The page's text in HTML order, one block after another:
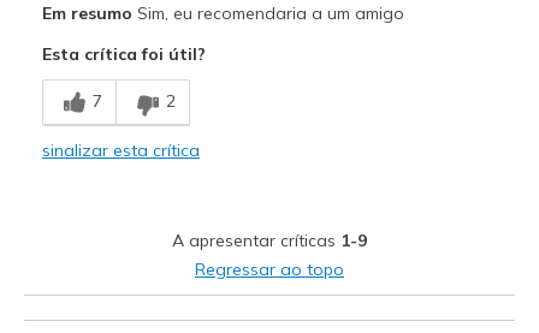
Breathe Well
Comfortable
Em resumo Sim, eu recomendaria a um amigo
Esta crítica foi útil?
7 2
sinalizar esta crítica
A apresentar críticas 1-9
Regressar ao topo